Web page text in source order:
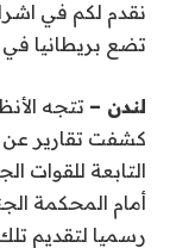
تضع بريطانيا في
لندن – تتجه
كشفت تقارير عن
التابعة للقوات
أمام المحكمة
رسميا لتقديم تلك